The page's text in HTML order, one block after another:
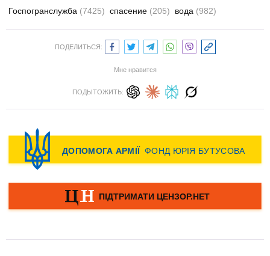
Госпогранслужба (7425) спасение (205) вода (982)
ПОДЕЛИТЬСЯ:
Мне нравится
ПОДЫТОЖИТЬ: